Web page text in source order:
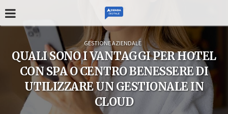
GESTIONE AZIENDALE
QUALI SONO I VANTAGGI PER HOTEL
CON SPA O CENTRO BENESSERE DI
UTILIZZARE UN GESTIONALE IN
CLOUD